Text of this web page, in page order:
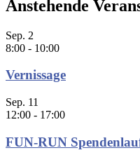
Anstehende
Sep. 2
8:00 - 10:00
Vernissage
Sep. 11
12:00 - 17:00
FUN-RUN